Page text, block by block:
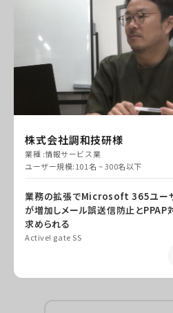
株式会社調和技研様
業種 :情報サービス業
ユーザー規模:101名 ~ 300名以下
業務の拡張でMicrosoft 365ユー
が増加しメール誤送信防止とPPAP
求められる
Active! gate SS